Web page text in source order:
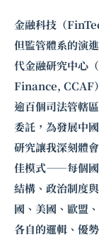
金融科技（
但監管體系的演
代金融研究中
Finance, CCAF
逾百個司法管轄
委託，為發展中
研究讓我深刻體
佳模式——每個國
結構、政治制度
國、美國、歐盟
各自的邏輯、優